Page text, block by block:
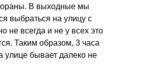
В выходные мы
выбраться на улицу с
не всегда и не у всех это
Таким образом, 3 часа
улице бывает далеко не